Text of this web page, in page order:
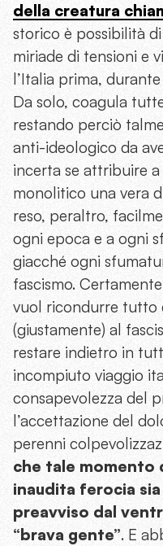
della creatura
storico è possibilità
miriade di tensioni e
l’Italia prima,
Da solo, coagula
restando perciò
anti-ideologico da
incerta se attribuire
monolitico una vera
reso, peraltro,
ogni epoca e a ogni
giacché ogni
fascismo.
vuol ricondurre tutto
(giustamente) al
restare indietro in
incompiuto viaggio
consapevolezza del
l’accettazione del
perenni
che tale momento
inaudita ferocia
preavviso dal
“brava gente”. E